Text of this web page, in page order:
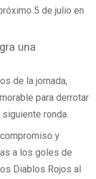
5 de julio en
una
de la jornada,
para derrotar
ronda.
y
a los goles de
Diablos Rojos al